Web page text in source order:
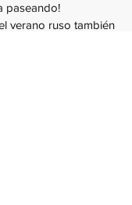
paseando!
verano ruso también